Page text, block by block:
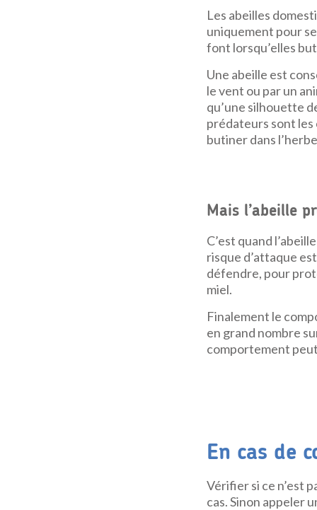
Les abeilles
uniquement pour
font lorsqu’elles
Une abeille est
le vent ou par un
qu’une silhouette
prédateurs sont les
butiner dans
Mais l’abeille
C’est quand
risque d’attaque
défendre, pour
miel.
Finalement le
en grand nombre
comportement
En cas de
Vérifier si ce n’est
cas. Sinon appeler